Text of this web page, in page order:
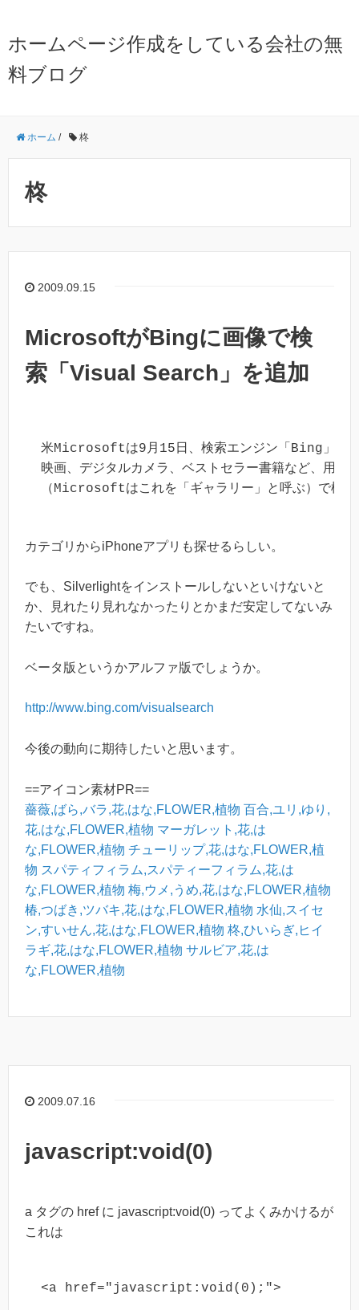
ホームページ作成をしている会社の無
料ブログ
ホーム / 柊
柊
2009.09.15
MicrosoftがBingに画像で検
索「Visual Search」を追加
米Microsoftは9月15日、検索エンジン「Bing」に
映画、デジタルカメラ、ベストセラー書籍など、用意
（Microsoftはこれを「ギャラリー」と呼ぶ）で検
カテゴリからiPhoneアプリも探せるらしい。
でも、Silverlightをインストールしないといけないと
か、見れたり見れなかったりとかまだ安定してないみ
たいですね。
ベータ版というかアルファ版でしょうか。
http://www.bing.com/visualsearch
今後の動向に期待したいと思います。
==アイコン素材PR==
薔薇,ばら,バラ,花,はな,FLOWER,植物 百合,ユリ,ゆり,
花,はな,FLOWER,植物 マーガレット,花,は
な,FLOWER,植物 チューリップ,花,はな,FLOWER,植
物 スパティフィラム,スパティーフィラム,花,は
な,FLOWER,植物 梅,ウメ,うめ,花,はな,FLOWER,植物
椿,つばき,ツバキ,花,はな,FLOWER,植物 水仙,スイセ
ン,すいせん,花,はな,FLOWER,植物 柊,ひいらぎ,ヒイ
ラギ,花,はな,FLOWER,植物 サルビア,花,は
な,FLOWER,植物
2009.07.16
javascript:void(0)
a タグの href に javascript:void(0) ってよくみかけるが
これは
<a href="javascript:void(0);">